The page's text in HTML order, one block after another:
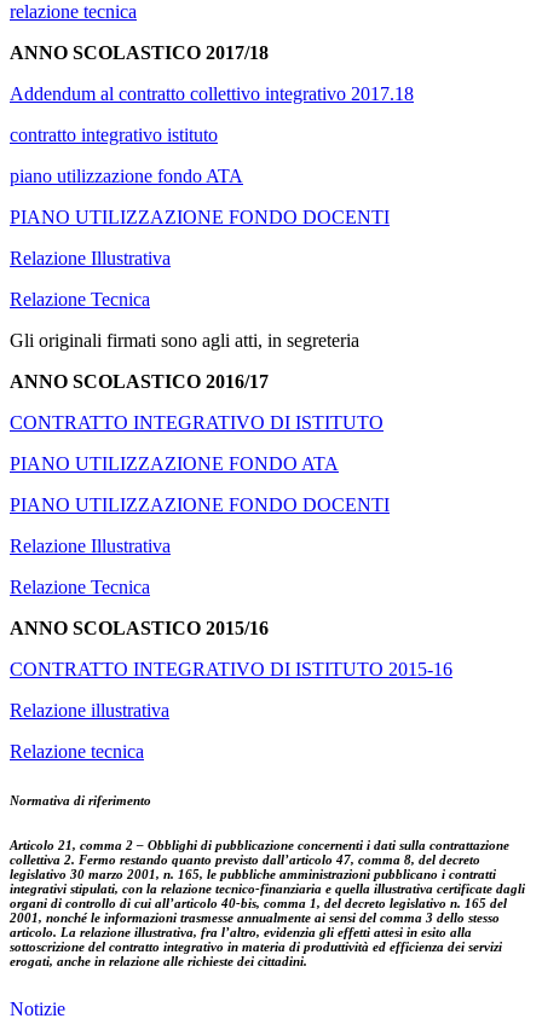
relazione tecnica
ANNO SCOLASTICO 2017/18
Addendum al contratto collettivo integrativo 2017.18
contratto integrativo istituto
piano utilizzazione fondo ATA
PIANO UTILIZZAZIONE FONDO DOCENTI
Relazione Illustrativa
Relazione Tecnica
Gli originali firmati sono agli atti, in segreteria
ANNO SCOLASTICO 2016/17
CONTRATTO INTEGRATIVO DI ISTITUTO
PIANO UTILIZZAZIONE FONDO ATA
PIANO UTILIZZAZIONE FONDO DOCENTI
Relazione Illustrativa
Relazione Tecnica
ANNO SCOLASTICO 2015/16
CONTRATTO INTEGRATIVO DI ISTITUTO 2015-16
Relazione illustrativa
Relazione tecnica
Normativa di riferimento
Articolo 21, comma 2 – Obblighi di pubblicazione concernenti i dati sulla contrattazione
collettiva 2. Fermo restando quanto previsto dall’articolo 47, comma 8, del decreto
legislativo 30 marzo 2001, n. 165, le pubbliche amministrazioni pubblicano i contratti
integrativi stipulati, con la relazione tecnico-finanziaria e quella illustrativa certificate dagli
organi di controllo di cui all’articolo 40-bis, comma 1, del decreto legislativo n. 165 del
2001, nonché le informazioni trasmesse annualmente ai sensi del comma 3 dello stesso
articolo. La relazione illustrativa, fra l’altro, evidenzia gli effetti attesi in esito alla
sottoscrizione del contratto integrativo in materia di produttività ed efficienza dei servizi
erogati, anche in relazione alle richieste dei cittadini.
Notizie